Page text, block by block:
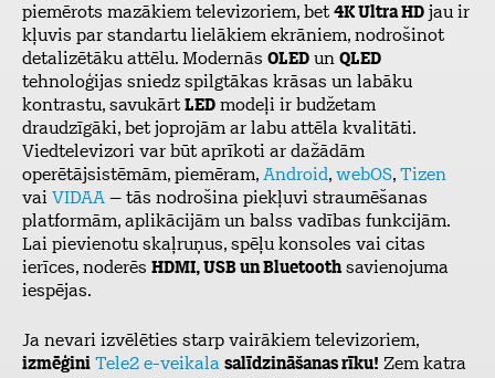
piemērots mazākiem televizoriem, bet 4K Ultra HD jau ir
kļuvis par standartu lielākiem ekrāniem, nodrošinot
detalizētāku attēlu. Modernās OLED un QLED
tehnoloģijas sniedz spilgtākas krāsas un labāku
kontrastu, savukārt LED modeļi ir budžetam
draudzīgāki, bet joprojām ar labu attēla kvalitāti.
Viedtelevizori var būt aprīkoti ar dažādām
operētājsistēmām, piemēram, Android, webOS, Tizen
vai VIDAA – tās nodrošina piekļuvi straumēšanas
platformām, aplikācijām un balss vadības funkcijām.
Lai pievienotu skaļruņus, spēļu konsoles vai citas
ierīces, noderēs HDMI, USB un Bluetooth savienojuma
iespējas.
Ja nevari izvēlēties starp vairākiem televizoriem,
izmēģini Tele2 e-veikala salīdzināšanas rīku! Zem katra